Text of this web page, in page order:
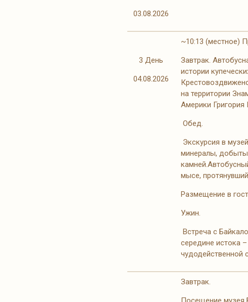
03.08.2026
3 День
04.08.2026
~10:13 (местное)
Завтрак.
истории
на территории
Америки Григория
Обед.
Экскурсия в
минералы,
мысе,
Размещение в
Ужин.
Встреча с
середине истока
чудодейственной
Завтрак.